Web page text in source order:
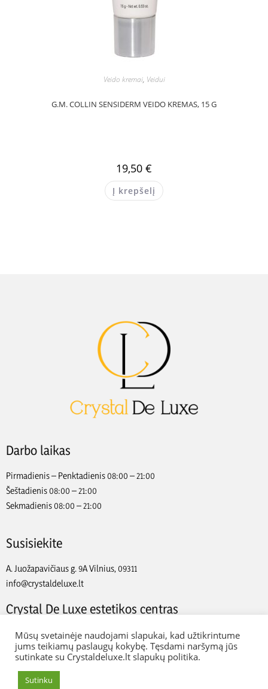
Veido kremai, Veidui
G.M. COLLIN SENSIDERM VEIDO KREMAS, 15 G
19,50 €
Į krepšelį
Darbo laikas
Pirmadienis – Penktadienis 08:00 – 21:00
Šeštadienis 08:00 – 21:00
Sekmadienis 08:00 – 21:00
Susisiekite
A. Juožapavičiaus g. 9A Vilnius, 09311
info@crystaldeluxe.lt
Crystal De Luxe estetikos centras
2022 Crystal De Luxe estetikos centras. Visos teisės saugomos.
Web Ideas:
Mūsų svetainėje naudojami slapukai, kad užtikrintume
jums teikiamų paslaugų kokybę. Tęsdami naršymą jūs
sutinkate su Crystaldeluxe.lt slapukų politika.
Sutinku